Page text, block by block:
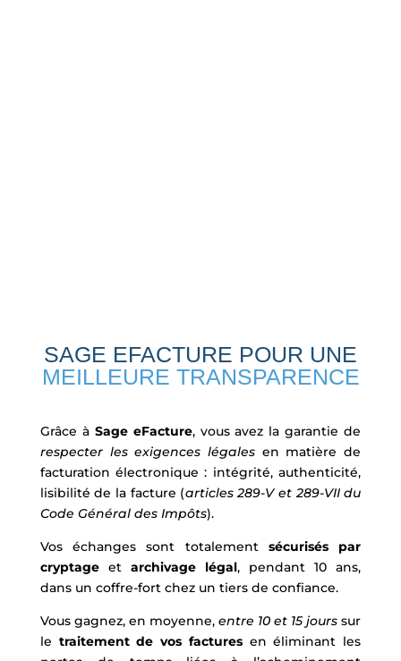
SAGE EFACTURE POUR UNE
MEILLEURE TRANSPARENCE
Grâce à Sage eFacture, vous avez la garantie de
respecter les exigences légales en matière de
facturation électronique : intégrité, authenticité,
lisibilité de la facture (articles 289-V et 289-VII du
Code Général des Impôts).
Vos échanges sont totalement sécurisés par
cryptageet archivage légal, pendant 10 ans,
dans un coffre-fort chez un tiers de confiance.
Vous gagnez, en moyenne, entre 10 et 15 jours sur
le traitement de vos facturesen éliminant les